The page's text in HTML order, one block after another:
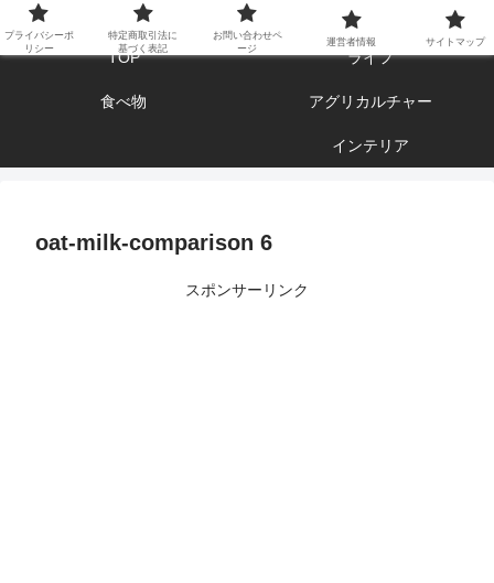
エンジョイ ブログライフ
TOP ライフ
食べ物 アグリカルチャー
インテリア
oat-milk-comparison 6
スポンサーリンク
プライバシーポ
リシー
特定商取引法に
基づく表記
お問い合わせペ
ージ
運営者情報 サイトマップ